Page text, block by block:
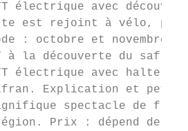
électrique avec
est rejoint à vélo, puis,
: octobre et
à la découverte du safran
électrique avec halte
Explication et petite
spectacle de
Prix : dépend de